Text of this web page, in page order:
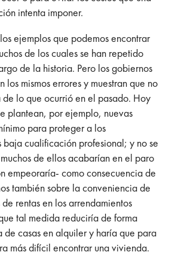
intenta imponer.
ejemplos que podemos encontrar
de los cuales se han repetido
de la historia. Pero los gobiernos
los mismos errores y muestran que no
lo que ocurrió en el pasado. Hoy
plantean, por ejemplo, nuevas
para proteger a los
baja cualificación profesional; y no se
de ellos acabarían en el paro
empeoraría- como consecuencia de
también sobre la conveniencia de
rentas en los arrendamientos
tal medida reduciría de forma
de casas en alquiler y haría que para
más difícil encontrar una vivienda.